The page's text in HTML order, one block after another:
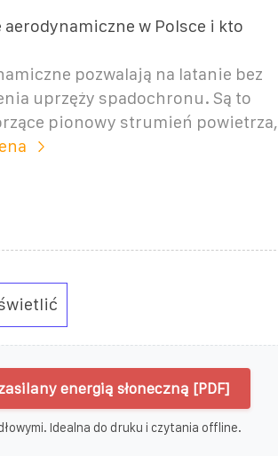
aerodynamiczne w Polsce i kto
pozwalają na latanie bez
uprzęży spadochronu. Są to
pionowy strumień powietrza,
energią słoneczną [PDF]
Idealna do druku i czytania offline.